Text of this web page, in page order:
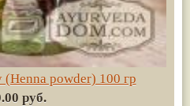
powder) 100 гр
руб.